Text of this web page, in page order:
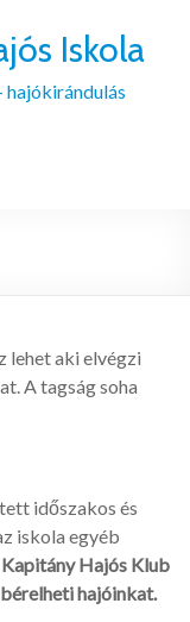
Iskola
hajókirándulás
lehet aki elvégzi
A tagság soha
időszakos és
iskola egyéb
Hajós Klub
hajóinkat.